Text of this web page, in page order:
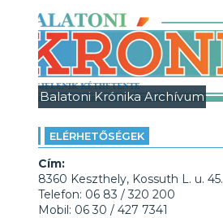
Balatoni Krónika Archívum
ELÉRHETŐSÉGEK
Cím:
8360 Keszthely, Kossuth L. u. 45.
Telefon: 06 83 / 320 200
Mobil: 06 30 / 427 7341